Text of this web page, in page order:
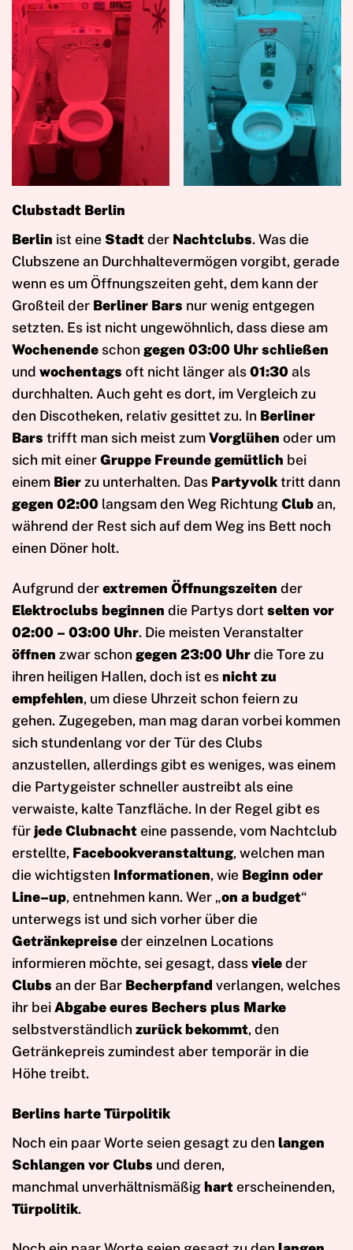
Clubstadt Berlin
Berlin ist eineStadtder Nachtclubs. Was die
Clubszene an Durchhaltevermögen vorgibt, gerade
wenn es um Öffnungszeiten geht, dem kann der
Großteil der Berliner Bars nur wenig entgegen
setzten. Es ist nicht ungewöhnlich, dass diese am
Wochenende schongegen 03:00 Uhr schließen
und wochentags oft nicht länger als01:30als
durchhalten. Auch geht es dort, im Vergleich zu
den Discotheken, relativ gesittet zu. In Berliner
Bars trifft man sich meist zumVorglühen oder um
sich mit einerGruppe Freunde gemütlich bei
einem Bierzu unterhalten. Das Partyvolktritt dann
gegen 02:00 langsam den Weg RichtungCluban,
während der Rest sich auf dem Weg ins Bett noch
einen Döner holt.
Aufgrund derextremen Öffnungszeiten der
Elektroclubs beginnen die Partys dortselten vor
02:00 – 03:00 Uhr. Die meisten Veranstalter
öffnen zwar schongegen 23:00 Uhrdie Tore zu
ihren heiligen Hallen, doch ist esnicht zu
empfehlen, um diese Uhrzeit schon feiern zu
gehen. Zugegeben, man mag daran vorbei kommen
sich stundenlang vor der Tür des Clubs
anzustellen, allerdings gibt es weniges, was einem
die Partygeister schneller austreibt als eine
verwaiste, kalte Tanzfläche. In der Regel gibt es
für jede Clubnachteine passende, vom Nachtclub
erstellte, Facebookveranstaltung, welchen man
die wichtigsten Informationen, wie Beginn oder
Line–up, entnehmen kann. Wer „on a budget“
unterwegs ist und sich vorher über die
Getränkepreiseder einzelnen Locations
informieren möchte, sei gesagt, dassvieleder
Clubs an der Bar Becherpfand verlangen, welches
ihr beiAbgabe eures Bechers plus Marke
selbstverständlich zurück bekommt, den
Getränkepreis zumindest aber temporär in die
Höhe treibt.
Berlins harte Türpolitik
Noch ein paar Worte seien gesagt zu denlangen
Schlangen vor Clubs und deren,
manchmal unverhältnismäßigharterscheinenden,
Türpolitik.